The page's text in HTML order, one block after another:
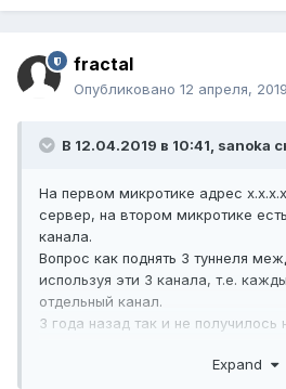
fractal
Опубликовано 12 апреля, 2019
В 12.04.2019 в 10:41, sanoka
На первом микротике адрес
сервер, на втором микротике
канала.
Вопрос как поднять 3 туннеля
используя эти 3 канала, т.е.
отдельный канал.
3 года назад так и не получилось
через какой-нибудь один из трех
Expand